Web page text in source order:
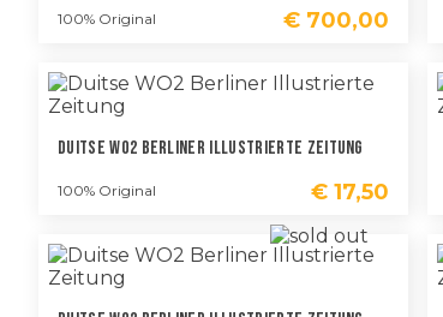
100% Original € 700,00
Duitse WO2 Berliner Illustrierte Zeitung
100% Original € 17,50